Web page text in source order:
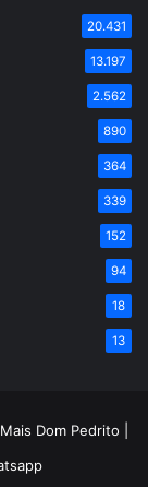
20.431
13.197
2.562
890
364
339
152
94
18
13
Dom Pedrito